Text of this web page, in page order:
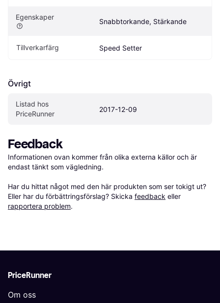
Egenskaper
Snabbtorkande, Stärkande
Tillverkarfärg Speed Setter
Övrigt
Listad hos
PriceRunner
2017-12-09
Feedback
Informationen ovan kommer från olika externa källor och är
endast tänkt som vägledning.
Har du hittat något med den här produkten som ser tokigt ut?
Eller har du förbättringsförslag? Skicka feedback eller
rapportera problem.
PriceRunner
Om oss